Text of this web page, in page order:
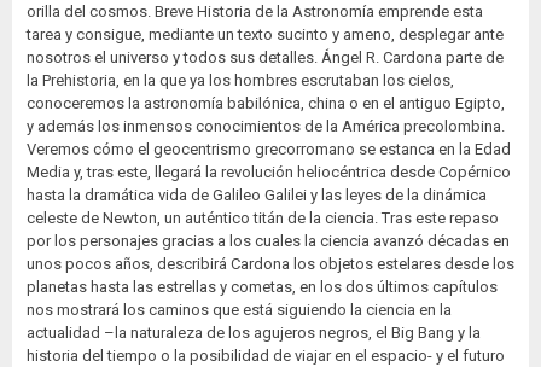
orilla del cosmos. Breve Historia de la Astronomía emprende esta
tarea y consigue, mediante un texto sucinto y ameno, desplegar ante
nosotros el universo y todos sus detalles. Ángel R. Cardona parte de
la Prehistoria, en la que ya los hombres escrutaban los cielos,
conoceremos la astronomía babilónica, china o en el antiguo Egipto,
y además los inmensos conocimientos de la América precolombina.
Veremos cómo el geocentrismo grecorromano se estanca en la Edad
Media y, tras este, llegará la revolución heliocéntrica desde Copérnico
hasta la dramática vida de Galileo Galilei y las leyes de la dinámica
celeste de Newton, un auténtico titán de la ciencia. Tras este repaso
por los personajes gracias a los cuales la ciencia avanzó décadas en
unos pocos años, describirá Cardona los objetos estelares desde los
planetas hasta las estrellas y cometas, en los dos últimos capítulos
nos mostrará los caminos que está siguiendo la ciencia en la
actualidad –la naturaleza de los agujeros negros, el Big Bang y la
historia del tiempo o la posibilidad de viajar en el espacio- y el futuro